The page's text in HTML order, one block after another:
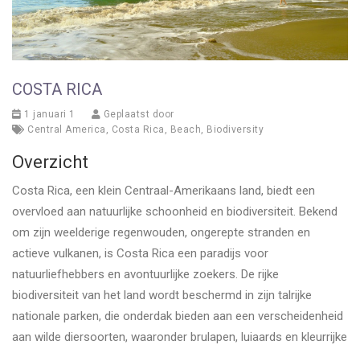
COSTA RICA
1 januari 1
Geplaatst door
Central America , Costa Rica , Beach, Biodiversity
Overzicht
Costa Rica, een klein Centraal-Amerikaans land, biedt een
overvloed aan natuurlijke schoonheid en biodiversiteit. Bekend
om zijn weelderige regenwouden, ongerepte stranden en
actieve vulkanen, is Costa Rica een paradijs voor
natuurliefhebbers en avontuurlijke zoekers. De rijke
biodiversiteit van het land wordt beschermd in zijn talrijke
nationale parken, die onderdak bieden aan een verscheidenheid
aan wilde diersoorten, waaronder brulapen, luiaards en kleurrijke